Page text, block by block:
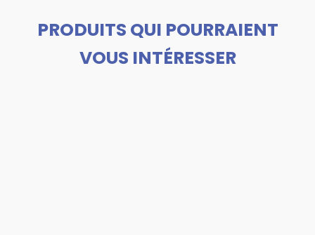
PRODUITS QUI POURRAIENT
VOUS INTÉRESSER